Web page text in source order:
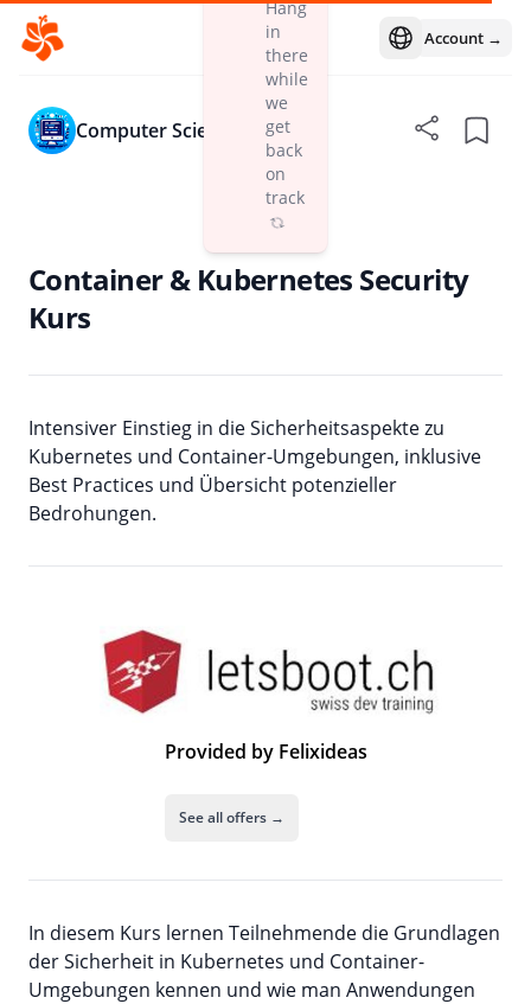
Open language
Account →
Hang
in
there
while
we
get
back
on
track
Computer Science
Container & Kubernetes Security
Kurs
Intensiver Einstieg in die Sicherheitsaspekte zu
Kubernetes und Container-Umgebungen, inklusive
Best Practices und Übersicht potenzieller
Bedrohungen.
Provided by Felixideas
See all offers →
In diesem Kurs lernen Teilnehmende die Grundlagen
der Sicherheit in Kubernetes und Container-
Umgebungen kennen und wie man Anwendungen